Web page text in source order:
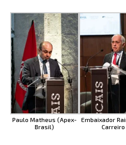
Paulo Matheus (Apex-
Brasil)
Embaixador
Carreiro